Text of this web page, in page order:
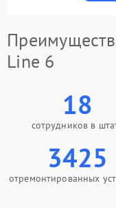
Line 6
18
сотрудников в
3425
отремонтированных